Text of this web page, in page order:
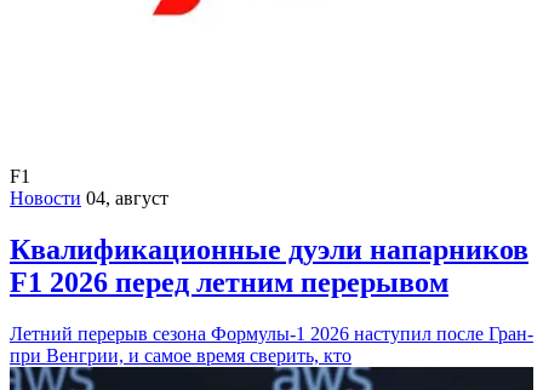
F1
Новости 04, август
Квалификационные дуэли напарников
F1 2026 перед летним перерывом
Летний перерыв сезона Формулы-1 2026 наступил после Гран-
при Венгрии, и самое время сверить, кто